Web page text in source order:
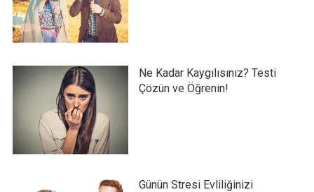
Ne Kadar Kaygılısınız? Testi
Çözün ve Öğrenin!
Günün Stresi Evliliğinizi